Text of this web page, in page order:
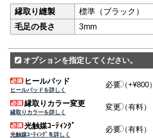
縁取り縫製
標準（ブラック）
毛足の長さ
3mm
オプションを指定してください。
ヒールパッド
ヒールパッドを詳しく
必要（+¥800）
縁取りカラー変更
縁取りカラーを詳しく
変更（有料）
光触媒ｺｰﾃｨﾝｸﾞ
光触媒ｺｰﾃｨﾝｸﾞを詳しく
必要（有料）